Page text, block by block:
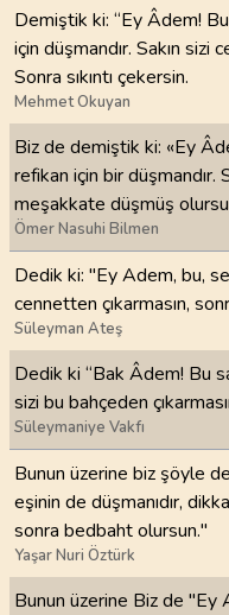
Demiştik ki: “Ey Âdem!
için düşmandır. Sakın sizi
Sonra sıkıntı çekersin.
Mehmet Okuyan
Biz de demiştik ki: «Ey
refikan için bir düşmandır.
meşakkate düşmüş
Ömer Nasuhi Bilmen
Dedik ki: "Ey Adem, bu,
cennetten çıkarmasın,
Süleyman Ateş
Dedik ki “Bak Âdem! Bu
sizi bu bahçeden
Süleymaniye Vakfı
Bunun üzerine biz şöyle
eşinin de düşmanıdır,
sonra bedbaht olursun."
Yaşar Nuri Öztürk
Bunun üzerine Biz de